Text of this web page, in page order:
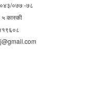
०७७ -७८
५ कास्की